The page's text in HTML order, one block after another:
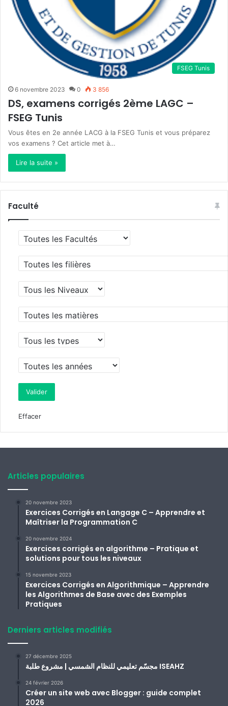
FSEG Tunis
6 novembre 2023 0 3 856
DS, examens corrigés 2ème LAGC –
FSEG Tunis
Vous êtes en 2e année LACG à la FSEG Tunis et vous préparez
vos examens ? Cet article met à…
Lire la suite »
Faculté
Effacer
Articles populaires
20 novembre 2023
Exercices Corrigés en Langage C – Apprendre et
Maîtriser la Programmation C
20 novembre 2024
Exercices corrigés en algorithme – Pratique et
solutions pour tous les niveaux
15 novembre 2023
Exercices Corrigés en Algorithmique – Apprendre
les Algorithmes de Base avec des Exemples
Pratiques
Derniers articles modifiés
27 décembre 2025
مجسّم تعليمي للنظام الشمسي | مشروع طلبة ISEAHZ
24 février 2026
Créer un site web avec Blogger : guide complet
2026